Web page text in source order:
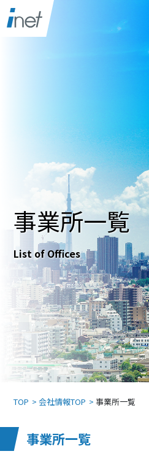
事業所一覧
List of Offices
TOP 会社情報TOP 事業所一覧
事業所一覧